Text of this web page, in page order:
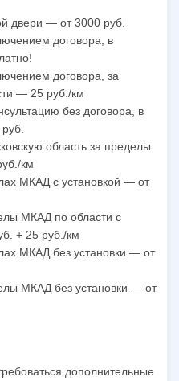
двери — от 3000 руб.
договора, в
договора, за
— 25 руб./км
без договора, в
область за пределы
км
МКАД с установкой — от
МКАД по области с
+ 25 руб./км
МКАД без установки — от
МКАД без установки — от
дополнительные